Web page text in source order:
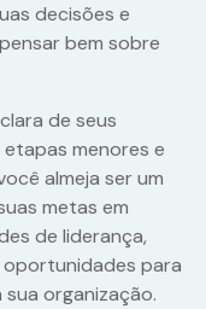
decisões e
bem sobre
de seus
menores e
almeja ser um
metas em
de liderança,
para
organização.